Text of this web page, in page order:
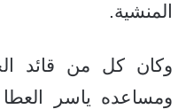
المنشية.
وكان كل من قائد
ومساعده ياسر العطا